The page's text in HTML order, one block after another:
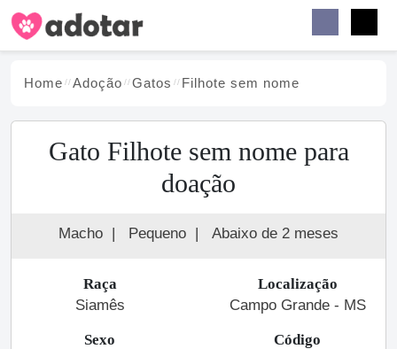
Home Adoção Gatos Filhote sem nome
Gato Filhote sem nome para
doação
Macho | Pequeno | Abaixo de 2 meses
Raça
Siamês
Localização
Campo Grande - MS
Sexo
Código